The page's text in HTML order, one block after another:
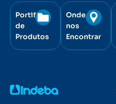
Portifólio
de
Produtos
Onde
nos
Encontrar